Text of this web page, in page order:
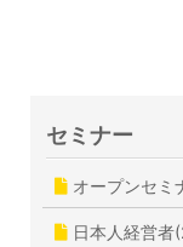
セミナー
オープンセミ
日本人経営者